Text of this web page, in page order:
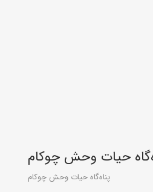
حيات وحش چوکام
پناه‌گاه حيات وحش چوکام